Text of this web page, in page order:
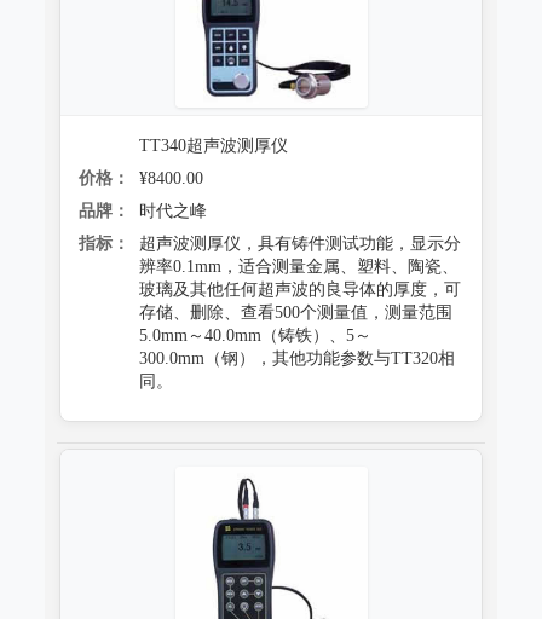
TT340超声波测厚仪
价格：
¥8400.00
品牌：
时代之峰
指标：
超声波测厚仪，具有铸件测试功能，显示分
辨率0.1mm，适合测量金属、塑料、陶瓷、
玻璃及其他任何超声波的良导体的厚度，可
存储、删除、查看500个测量值，测量范围
5.0mm～40.0mm（铸铁）、5～
300.0mm（钢），其他功能参数与TT320相
同。